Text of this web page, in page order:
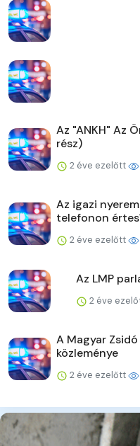
Az "ANKH" Az
rész)
2 éve ezelőtt
Az igazi
telefonon
2 éve ezelőtt
Az LMP
2 éve
A Magyar
közleménye
2 éve ezelőtt